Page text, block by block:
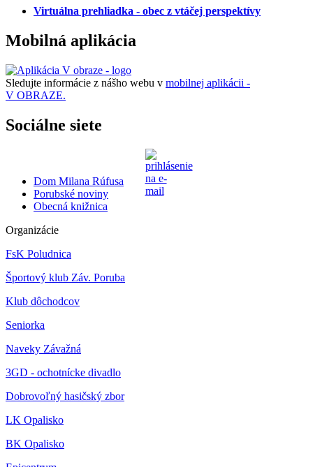
Virtuálna prehliadka - obec z vtáčej perspektívy
Mobilná aplikácia
Sledujte informácie z nášho webu v mobilnej aplikácii -
V OBRAZE.
Sociálne siete
Dom Milana Rúfusa
Porubské noviny
Obecná knižnica
Organizácie
FsK Poludnica
Športový klub Záv. Poruba
Klub dôchodcov
Seniorka
Naveky Závažná
3GD - ochotnícke divadlo
Dobrovoľný hasičský zbor
LK Opalisko
BK Opalisko